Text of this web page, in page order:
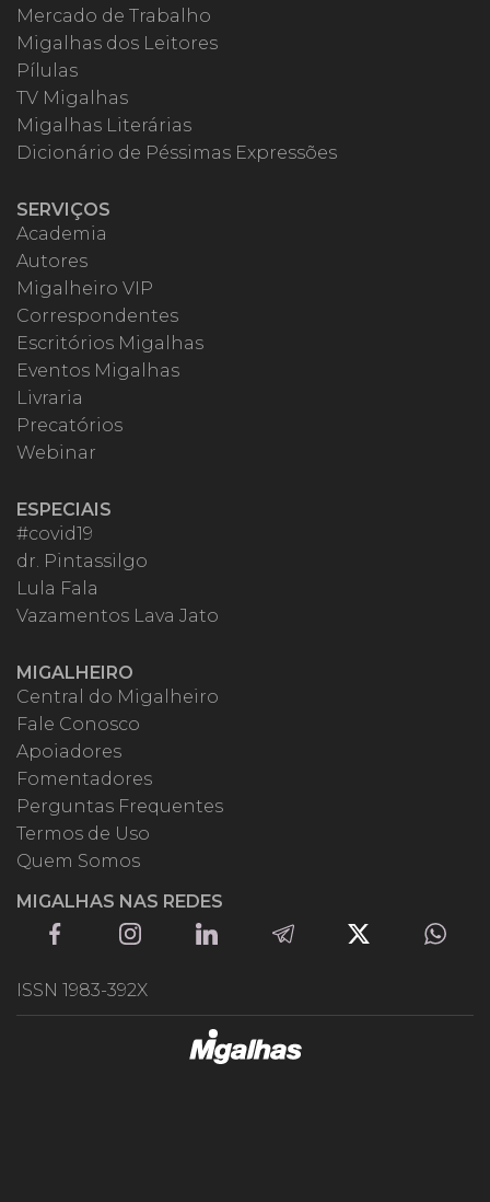
Mercado de Trabalho
Migalhas dos Leitores
Pílulas
TV Migalhas
Migalhas Literárias
Dicionário de Péssimas Expressões
SERVIÇOS
Academia
Autores
Migalheiro VIP
Correspondentes
Escritórios Migalhas
Eventos Migalhas
Livraria
Precatórios
Webinar
ESPECIAIS
#covid19
dr. Pintassilgo
Lula Fala
Vazamentos Lava Jato
MIGALHEIRO
Central do Migalheiro
Fale Conosco
Apoiadores
Fomentadores
Perguntas Frequentes
Termos de Uso
Quem Somos
MIGALHAS NAS REDES
ISSN 1983-392X